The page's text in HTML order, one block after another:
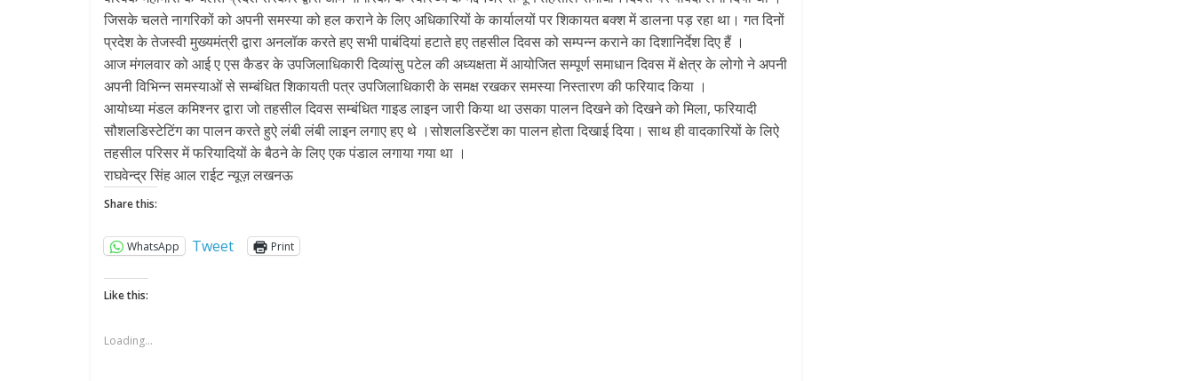
जिसके चलते नागरिकों को अपनी समस्या को हल कराने के लिए अधिकारियों के कार्यालयों पर शिकायत बक्श में डालना पड़ रहा था। गत दिनों
प्रदेश के तेजस्वी मुख्यमंत्री द्वारा अनलॉक करते हए सभी पाबंदियां हटाते हए तहसील दिवस को सम्पन्न कराने का दिशानिर्देश दिए हैं ।
आज मंगलवार को आई ए एस कैडर के उपजिलाधिकारी दिव्यांसु पटेल की अध्यक्षता में आयोजित सम्पूर्ण समाधान दिवस में क्षेत्र के लोगो ने अपनी
अपनी विभिन्न समस्याओं से सम्बंधित शिकायती पत्र उपजिलाधिकारी के समक्ष रखकर समस्या निस्तारण की फरियाद किया ।
आयोध्या मंडल कमिश्नर द्वारा जो तहसील दिवस सम्बंधित गाइड लाइन जारी किया था उसका पालन दिखने को दिखने को मिला, फरियादी
सौशलडिस्टेटिंग का पालन करते हुऐ लंबी लंबी लाइन लगाए हए थे ।सोशलडिस्टेंश का पालन होता दिखाई दिया। साथ ही वादकारियों के लिऐ
तहसील परिसर में फरियादियों के बैठने के लिए एक पंडाल लगाया गया था ।
राघवेन्द्र सिंह आल राईट न्यूज़ लखनऊ
Share this:
WhatsApp Tweet Print
Like this:
Loading...